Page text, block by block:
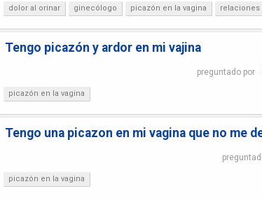
dolor al orinar ginecólogo picazón en la vagina relaciones
Tengo picazón y ardor en mi vajina
preguntado por
picazón en la vagina
Tengo una picazon en mi vagina que no me
picazón en la vagina